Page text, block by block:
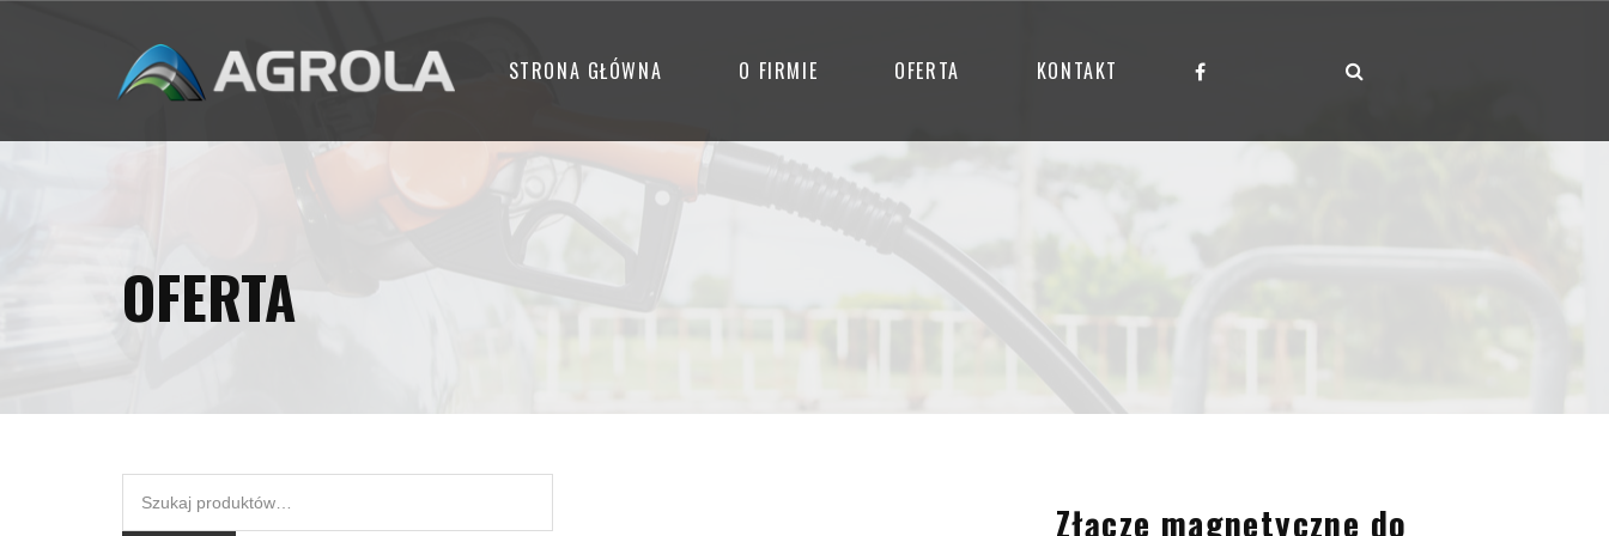
STRONA GŁÓWNA O FIRMIE OFERTA KONTAKT
OFERTA
Złącze magnetyczne do